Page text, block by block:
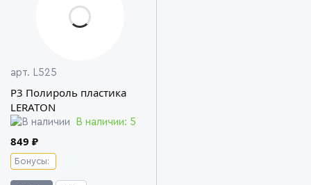
арт. L525
P3 Полироль пластика
LERATON
В наличии: 5
849 ₽
Бонусы: